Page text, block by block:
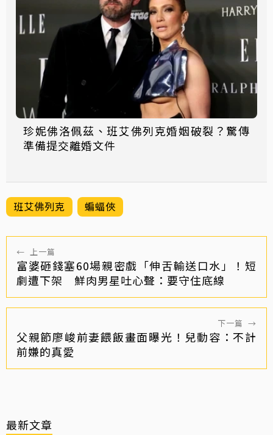
珍妮佛洛佩茲、班艾佛列克婚姻破裂？驚傳
準備提交離婚文件
班艾佛列克 蝙蝠俠
← 上一篇
富婆砸錢塞60場親密戲「伸舌輸送口水」！短
劇遭下架 鮮肉男星吐心聲：要守住底線
下一篇 →
父親節廖峻前妻餵飯畫面曝光！兒動容：不計
前嫌的真愛
最新文章